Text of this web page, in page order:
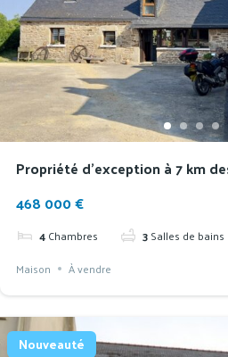
Propriété d’exception à 7 km
468 000 €
4Chambres 3Salles de bains
Maison
À vendre
Nouveauté